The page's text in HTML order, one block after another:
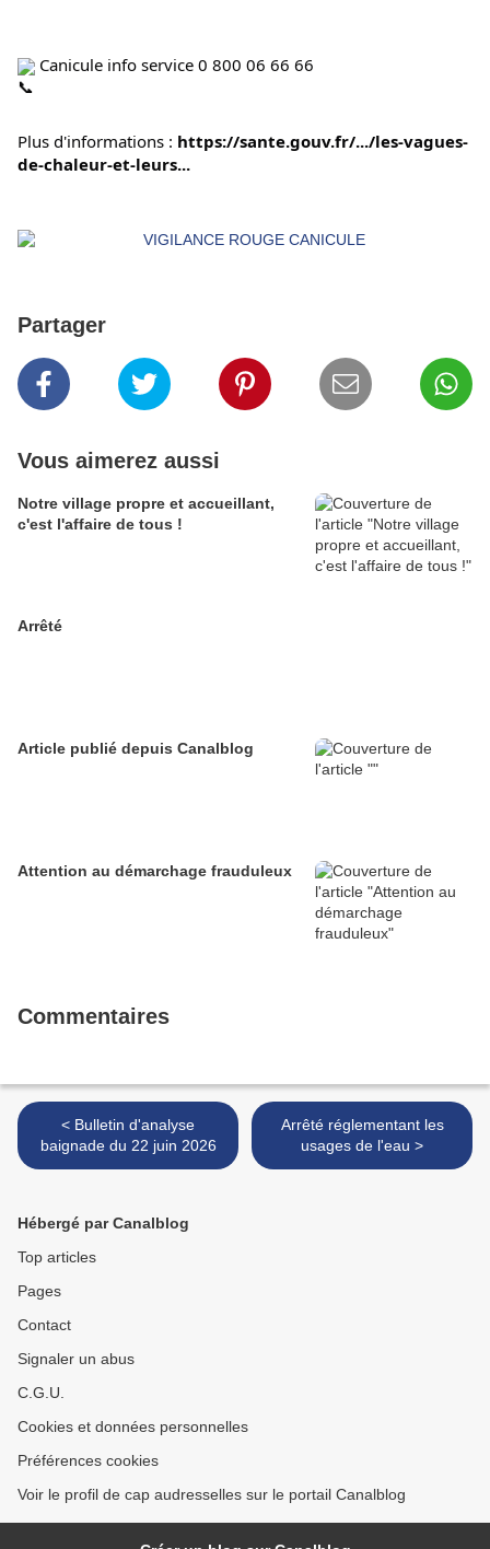
Canicule info service 0 800 06 66 66
Plus d'informations : https://sante.gouv.fr/.../les-vagues-
de-chaleur-et-leurs...
Partager
Vous aimerez aussi
Notre village propre et accueillant,
c'est l'affaire de tous !
Arrêté
Article publié depuis Canalblog
Attention au démarchage frauduleux
Commentaires
< Bulletin d'analyse
baignade du 22 juin 2026
Arrêté réglementant les
usages de l'eau >
Hébergé par Canalblog
Top articles
Pages
Contact
Signaler un abus
C.G.U.
Cookies et données personnelles
Préférences cookies
Voir le profil de cap audresselles sur le portail Canalblog